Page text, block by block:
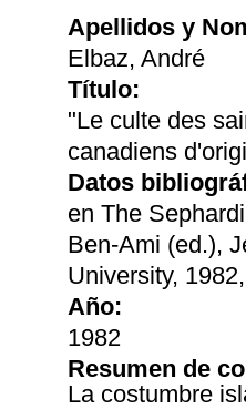
Apellidos y
Elbaz, André
Título:
"Le culte des
canadiens
Datos
en The
Ben-Ami (ed.),
University,
Año:
1982
Resumen de
La costumbre